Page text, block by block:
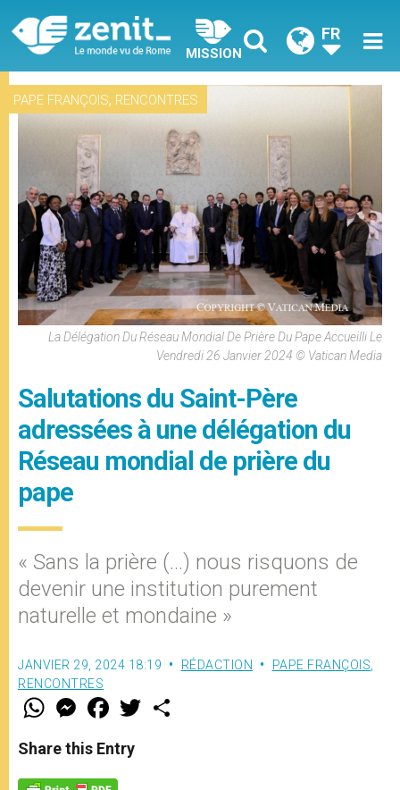
MISSION
FR
PAPE FRANÇOIS, RENCONTRES
La Délégation Du Réseau Mondial De Prière Du Pape Accueilli Le
Vendredi 26 Janvier 2024 © Vatican Media
Salutations du Saint-Père
adressées à une délégation du
Réseau mondial de prière du
pape
« Sans la prière (…) nous risquons de
devenir une institution purement
naturelle et mondaine »
JANVIER 29, 2024 18:19 RÉDACTION PAPE FRANÇOIS,
RENCONTRES
W
t
s
M
e
s
e
F
a
e
b
w
Share this Entry